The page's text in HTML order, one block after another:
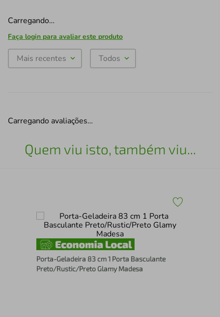
Carregando…
Faça login para avaliar este produto
Mais recentes Todos
Carregando avaliações…
Quem viu isto, também viu...
Porta-Geladeira 83 cm 1 Porta Basculante
Preto/Rustic/Preto Glamy Madesa